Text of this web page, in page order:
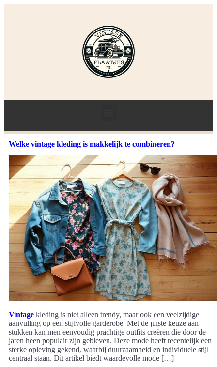
Welke vintage kleding is makkelijk te combineren?
Vintage kleding is niet alleen trendy, maar ook een veelzijdige
aanvulling op een stijlvolle garderobe. Met de juiste keuze aan
stukken kan men eenvoudig prachtige outfits creëren die door de
jaren heen populair zijn gebleven. Deze mode heeft recentelijk een
sterke opleving gekend, waarbij duurzaamheid en individuele stijl
centraal staan. Dit artikel biedt waardevolle mode […]